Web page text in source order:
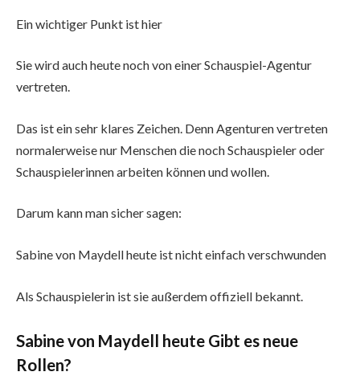
Ein wichtiger Punkt ist hier
Sie wird auch heute noch von einer Schauspiel-Agentur
vertreten.
Das ist ein sehr klares Zeichen. Denn Agenturen vertreten
normalerweise nur Menschen die noch Schauspieler oder
Schauspielerinnen arbeiten können und wollen.
Darum kann man sicher sagen:
Sabine von Maydell heute ist nicht einfach verschwunden
Als Schauspielerin ist sie außerdem offiziell bekannt.
Sabine von Maydell heute Gibt es neue
Rollen?